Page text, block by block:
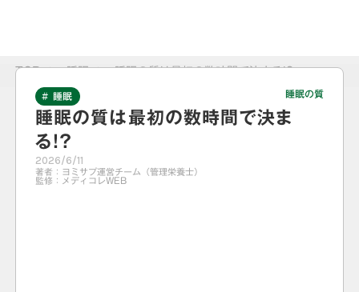
TOP > 睡眠 > 睡眠の質は最初の数時間で決まる!?
# 睡眠 睡眠の質
睡眠の質は最初の数時間で決ま
る!?
2026/6/11
著者： ヨミサプ運営チーム（管理栄養士）
監修： メディコレWEB